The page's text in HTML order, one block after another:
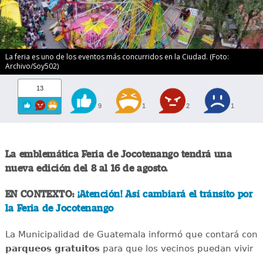
La feria es uno de los eventos más concurridos en la Ciudad. (Foto:
Archivo/Soy502)
13
9 1 2 1
La emblemática Feria de Jocotenango tendrá una
nueva edición del 8 al 16 de agosto.
EN CONTEXTO:¡Atención! Así cambiará el tránsito por
la Feria de Jocotenango
La Municipalidad de Guatemala informó que contará con
parqueos gratuitospara que los vecinos puedan vivir